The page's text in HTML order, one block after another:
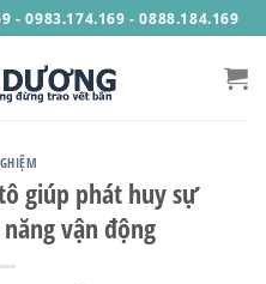
- 0983.174.169 - 0888.184.169
giúp phát huy sự
vận động